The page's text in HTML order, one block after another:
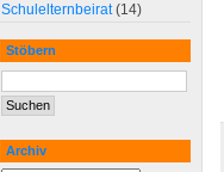
Schulelternbeirat(14)
Stöbern
Archiv